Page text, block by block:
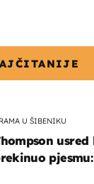
U ŠIBENIKU